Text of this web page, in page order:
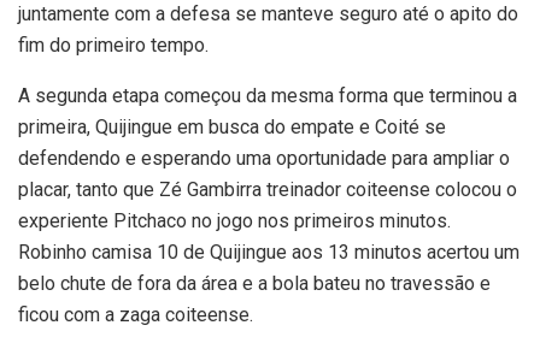
juntamente com a defesa se manteve seguro até o apito do
fim do primeiro tempo.
A segunda etapa começou da mesma forma que terminou a
primeira, Quijingue em busca do empate e Coité se
defendendo e esperando uma oportunidade para ampliar o
placar, tanto que Zé Gambirra treinador coiteense colocou o
experiente Pitchaco no jogo nos primeiros minutos.
Robinho camisa 10 de Quijingue aos 13 minutos acertou um
belo chute de fora da área e a bola bateu no travessão e
ficou com a zaga coiteense.